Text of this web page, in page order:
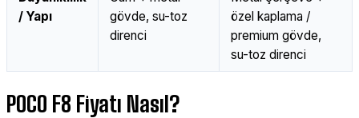
/ Yapı
gövde, su-toz
direnci
özel kaplama /
premium gövde,
su-toz direnci
POCO F8 Fiyatı Nasıl?